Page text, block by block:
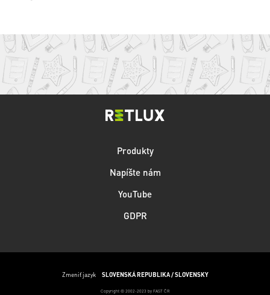
Produkty
Napíšte nám
YouTube
GDPR
Zmeniť jazyk SLOVENSKÁ REPUBLIKA / SLOVENSKY
Copyright © 2002-2023 by FAST ČR